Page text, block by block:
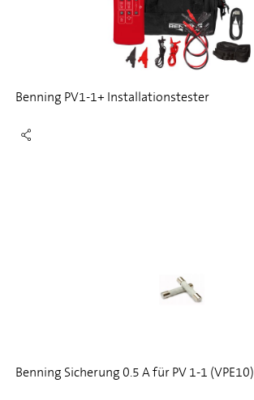
Benning PV1-1+ Installationstester
Benning Sicherung 0.5 A für PV 1-1 (VPE10)